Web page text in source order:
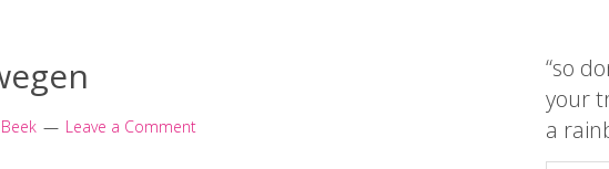
Leave a Comment
“so
your
a